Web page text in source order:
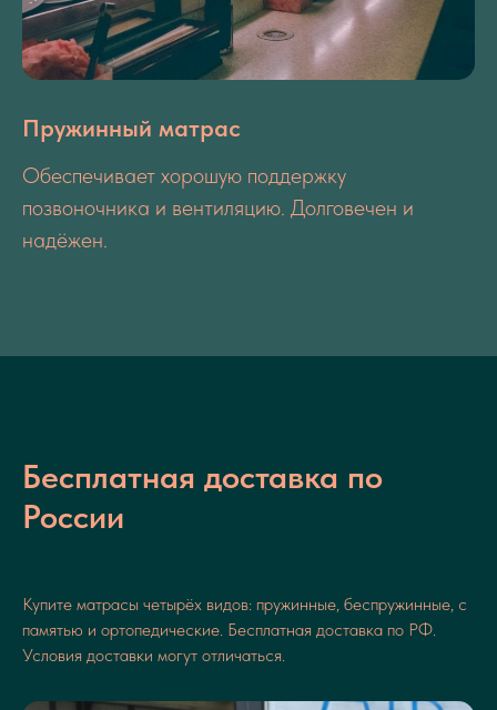
Пружинный матрас
Обеспечивает хорошую поддержку
позвоночника и вентиляцию. Долговечен и
надёжен.
Бесплатная доставка по
России
Купите матрасы четырёх видов: пружинные, беспружинные, с
памятью и ортопедические. Бесплатная доставка по РФ.
Условия доставки могут отличаться.